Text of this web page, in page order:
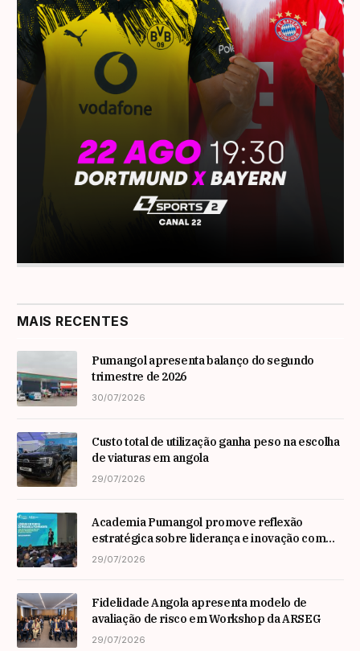
MAIS RECENTES
Pumangol apresenta balanço do segundo
trimestre de 2026
30/07/2026
Custo total de utilização ganha peso na escolha
de viaturas em angola
29/07/2026
Academia Pumangol promove reflexão
estratégica sobre liderança e inovação com
especialista internacional Nadim Habib
29/07/2026
Fidelidade Angola apresenta modelo de
avaliação de risco em Workshop da ARSEG
29/07/2026